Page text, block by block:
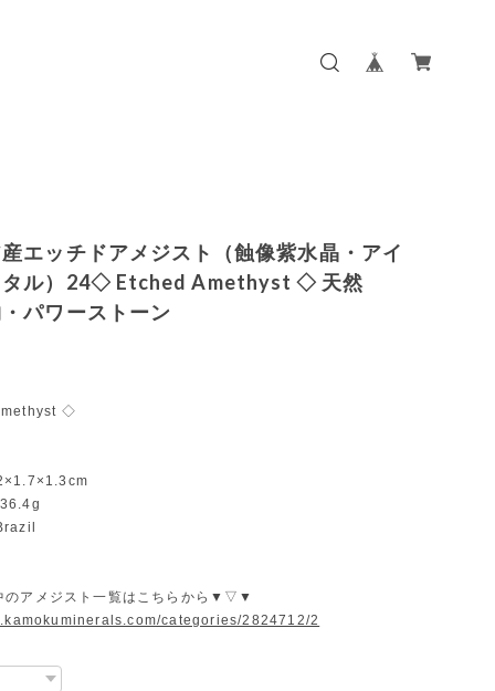
エッチドアメジスト（蝕像紫水晶・アイ
タル）24◇ Etched Amethyst ◇ 天然
パワーストーン
◇
アメジスト一覧はこちらから▼▽▼
categories/2824712/2